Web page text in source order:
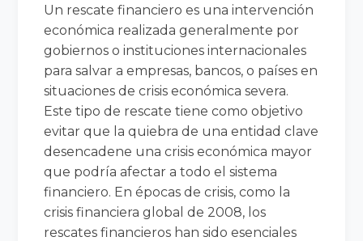
Un rescate financiero es una intervención
económica realizada generalmente por
gobiernos o instituciones internacionales
para salvar a empresas, bancos, o países en
situaciones de crisis económica severa.
Este tipo de rescate tiene como objetivo
evitar que la quiebra de una entidad clave
desencadene una crisis económica mayor
que podría afectar a todo el sistema
financiero. En épocas de crisis, como la
crisis financiera global de 2008, los
rescates financieros han sido esenciales